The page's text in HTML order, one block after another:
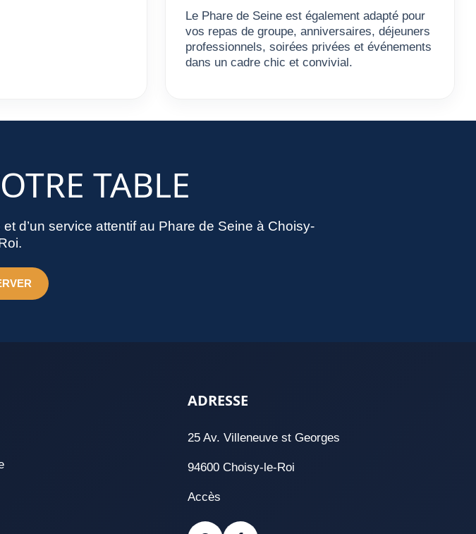
Le Phare de Seine est également adapté pour
vos repas de groupe, anniversaires, déjeuners
professionnels, soirées privées et événements
dans un cadre chic et convivial.
TABLE
d’un service attentif au Phare de Seine à Choisy-
ADRESSE
25 Av. Villeneuve st Georges
94600 Choisy-le-Roi
Accès